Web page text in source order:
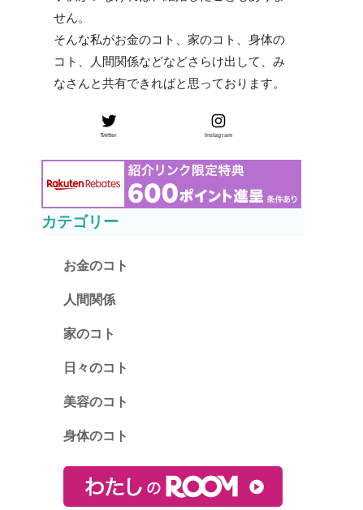
せん。
そんな私がお金のコト、家のコト、身体の
コト、人間関係などなどさらけ出して、み
なさんと共有できればと思っております。
Twitter Instagram
カテゴリー
お金のコト
人間関係
家のコト
日々のコト
美容のコト
身体のコト